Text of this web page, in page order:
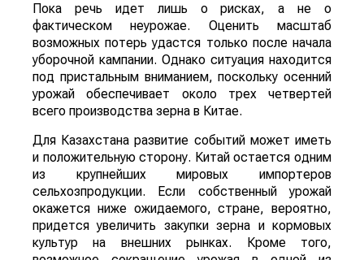
Пока речь идет лишь о рисках, а не о
фактическом неурожае. Оценить масштаб
возможных потерь удастся только после начала
уборочной кампании. Однако ситуация находится
под пристальным вниманием, поскольку осенний
урожай обеспечивает около трех четвертей
всего производства зерна в Китае.
Для Казахстана развитие событий может иметь
и положительную сторону. Китай остается одним
из крупнейших мировых импортеров
сельхозпродукции. Если собственный урожай
окажется ниже ожидаемого, стране, вероятно,
придется увеличить закупки зерна и кормовых
культур на внешних рынках. Кроме того,